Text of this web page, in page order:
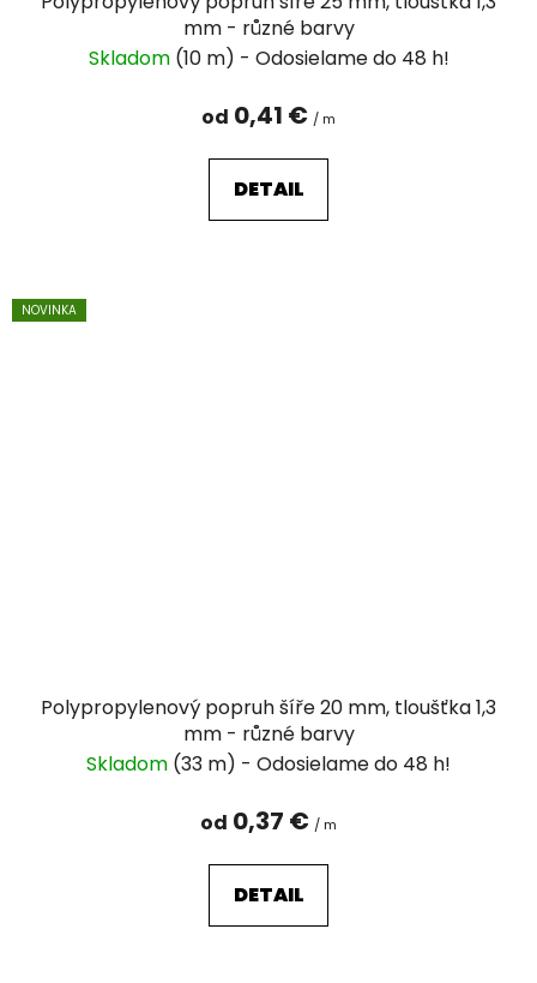
mm - různé barvy
Skladom (10 m)
od 0,41 € / m
DETAIL
NOVINKA
Polypropylenový popruh šíře 20 mm, tloušťka 1,3
mm - různé barvy
Skladom (33 m)
od 0,37 € / m
DETAIL